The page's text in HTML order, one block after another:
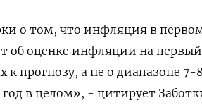
о том, что инфляция в
об оценке инфляции на
к прогнозу, а не о диапазоне 7-
в целом», - цитирует